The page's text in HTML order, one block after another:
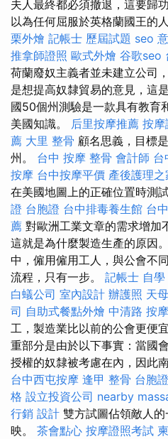
夫人最終都必須撤退，這要歸
以為任何屈服於英格蘭國王的
栗外燴 記帳士 歷屆試題 seo
推拿師證照 歐式外燴 谷歌seo
荷蘭廢奴主義者並未建立公司
是想提高奴隸貿易的意見，這
國50個州測驗是一款具有教育
美國知識。 后里按摩推薦 按摩
薦 大里 整骨 顧名思義，目標
州。 台中 按摩 整骨 會計師 台
按摩 台中按摩平價 產後護理之
在美國地圖上的正確位置時測
證 台胞證 台中排毒養生館 台
薦 對歐洲工業文章的需求增加
這就是為什麼製造生產的原因。
中，僱用僱用工人，與公會不
流程，只有一步。 記帳士 自
白蟻公司 室內設計 辦護照 天
司 自助式餐點外燴 中清路 按摩
工，製造業比以前的公會更便
重部分是由於以下事實：當國
授權的奴隸被考慮在內，因此
台中西屯按摩 逢甲 整骨 台胞
格 設立投資公司 nearby
行銷 設計 雙方試圖佔領敵人
映。 茶會點心 按摩證照考試